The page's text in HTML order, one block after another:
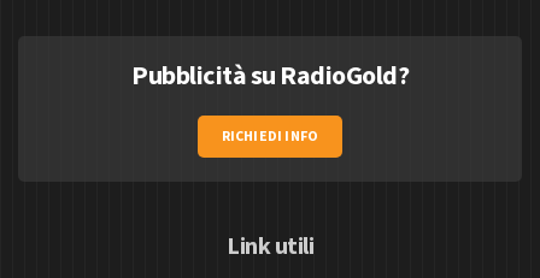
Pubblicità su RadioGold?
RICHIEDI INFO
Link utili